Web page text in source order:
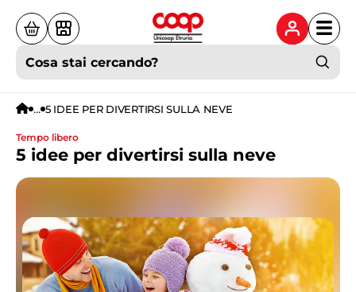
Cosa stai cercando?
... 5 IDEE PER DIVERTIRSI SULLA NEVE
tempo libero
5 idee per divertirsi sulla neve